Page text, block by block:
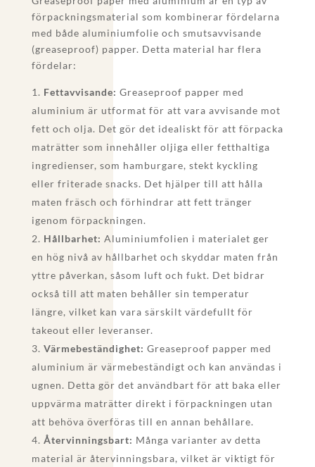
förpackningsmaterial som kombinerar fördelarna
med både aluminiumfolie och smutsavvisande
(greaseproof) papper. Detta material har flera
fördelar:
Fettavvisande: Greaseproof papper med
aluminium är utformat för att vara avvisande mot
fett och olja. Det gör det idealiskt för att förpacka
maträtter som innehåller oljiga eller fetthaltiga
ingredienser, som hamburgare, stekt kyckling
eller friterade snacks. Det hjälper till att hålla
maten fräsch och förhindrar att fett tränger
igenom förpackningen.
Hållbarhet: Aluminiumfolien i materialet ger
en hög nivå av hållbarhet och skyddar maten från
yttre påverkan, såsom luft och fukt. Det bidrar
också till att maten behåller sin temperatur
längre, vilket kan vara särskilt värdefullt för
takeout eller leveranser.
Värmebeständighet: Greaseproof papper med
aluminium är värmebeständigt och kan användas i
ugnen. Detta gör det användbart för att baka eller
uppvärma maträtter direkt i förpackningen utan
att behöva överföras till en annan behållare.
Återvinningsbart: Många varianter av detta
material är återvinningsbara, vilket är viktigt för